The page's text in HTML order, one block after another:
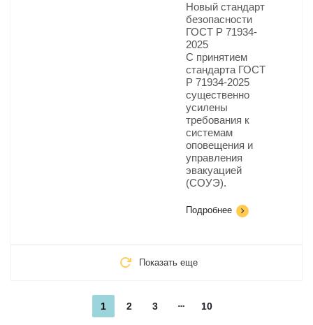
Новый стандарт
безопасности
ГОСТ Р 71934-
2025​
С принятием
стандарта ГОСТ
Р 71934-2025
существенно
усилены
требования к
системам
оповещения и
управления
эвакуацией
(СОУЭ).
Подробнее
Показать еще
1 2 3 10